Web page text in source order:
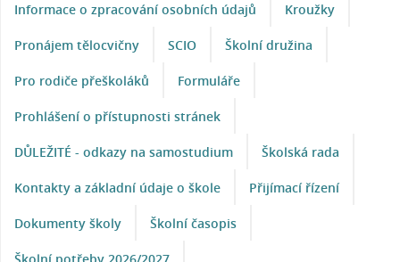
Informace o zpracování osobních údajů Kroužky
Pronájem tělocvičny SCIO Školní družina
Pro rodiče přeškoláků Formuláře
Prohlášení o přístupnosti stránek
DŮLEŽITÉ - odkazy na samostudium Školská rada
Kontakty a základní údaje o škole Přijímací řízení
Dokumenty školy Školní časopis